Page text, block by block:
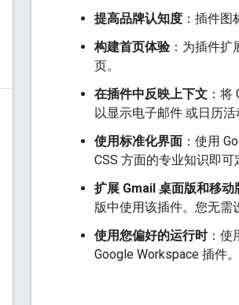
提高品牌认知度 ：插件
构建首页体验：为插件扩
页。
在插件中反映上下文 ：
以显示电子邮件 或日历
使用标准化界面 ：使用
CSS 方面的专业知识即可
扩展 Gmail 桌面版和移动
版中使用该插件。您无需
使用您偏好的运行时：使
Google Workspace 插件。